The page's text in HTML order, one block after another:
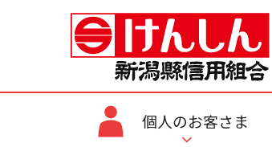
個人のお客さま